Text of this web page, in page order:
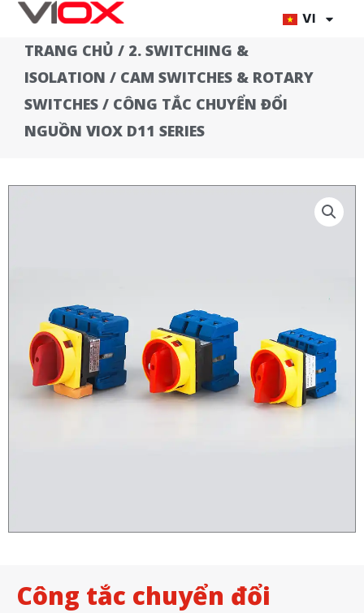
Chuyển
VI
TRANG CHỦ / 2. SWITCHING &
ISOLATION / CAM SWITCHES & ROTARY
SWITCHES / CÔNG TẮC CHUYỂN ĐỔI
NGUỒN VIOX D11 SERIES
Công tắc chuyển đổi